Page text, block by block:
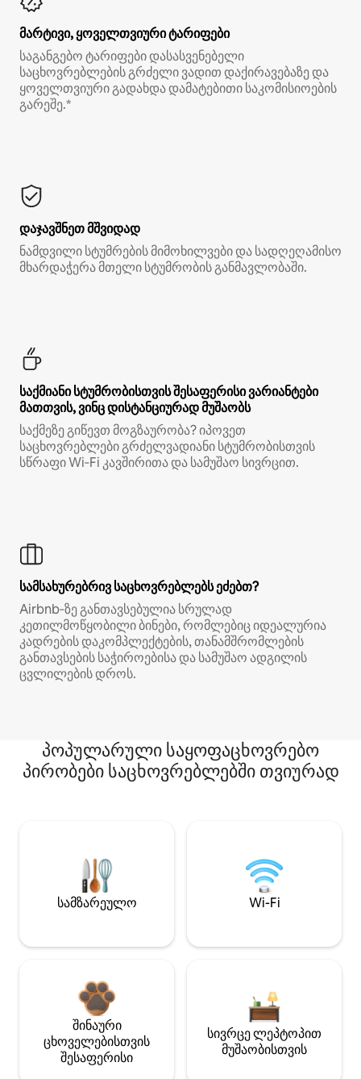
მარტივი, ყოველთვიური ტარიფები
საგანგებო ტარიფები დასასვენებელი
საცხოვრებლების გრძელი ვადით დაქირავებაზე და
ყოველთვიური გადახდა დამატებითი საკომისიოების
გარეშე.*
დაჯავშნეთ მშვიდად
ნამდვილი სტუმრების მიმოხილვები და სადღეღამისო
მხარდაჭერა მთელი სტუმრობის განმავლობაში.
საქმიანი სტუმრობისთვის შესაფერისი ვარიანტები
მათთვის, ვინც დისტანციურად მუშაობს
საქმეზე გიწევთ მოგზაურობა? იპოვეთ
საცხოვრებლები გრძელვადიანი სტუმრობისთვის
სწრაფი Wi‑Fi კავშირითა და სამუშაო სივრცით.
სამსახურებრივ საცხოვრებლებს ეძებთ?
Airbnb‑ზე განთავსებულია სრულად
კეთილმოწყობილი ბინები, რომლებიც იდეალურია
კადრების დაკომპლექტების, თანამშრომლების
განთავსების საჭიროებისა და სამუშაო ადგილის
ცვლილების დროს.
პოპულარული საყოფაცხოვრებო
პირობები საცხოვრებლებში თვიურად
სამზარეულო Wi-Fi
შინაური
ცხოველებისთვის
შესაფერისი
სივრცე ლეპტოპით
მუშაობისთვის